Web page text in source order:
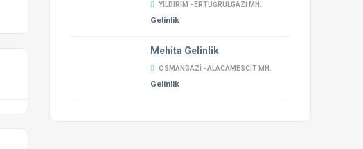
YILDIRIM - ERTUĞRULGAZI MH.
Gelinlik
Mehita Gelinlik
OSMANGAZI - ALACAMESCIT MH.
Gelinlik